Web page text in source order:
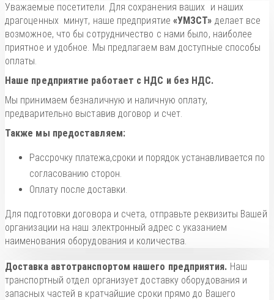
Уважаемые посетители. Для сохранения ваших и наших
драгоценных минут, наше предприятие «УМЗСТ» делает все
возможное, что бы сотрудничество с нами было, наиболее
приятное и удобное. Мы предлагаем вам доступные способы
оплаты.
Наше предприятие работает с НДС и без НДС.
Мы принимаем безналичную и наличную оплату,
предварительно выставив договор и счет.
Также мы предоставляем:
Рассрочку платежа,сроки и порядок устанавливается по
согласованию сторон.
Оплату после доставки.
Для подготовки договора и счета, отправьте реквизиты Вашей
организации на наш электронный адрес с указанием
наименования оборудования и количества.
Доставка автотранспортом нашего предприятия. Наш
транспортный отдел организует доставку оборудования и
запасных частей в кратчайшие сроки прямо до Вашего